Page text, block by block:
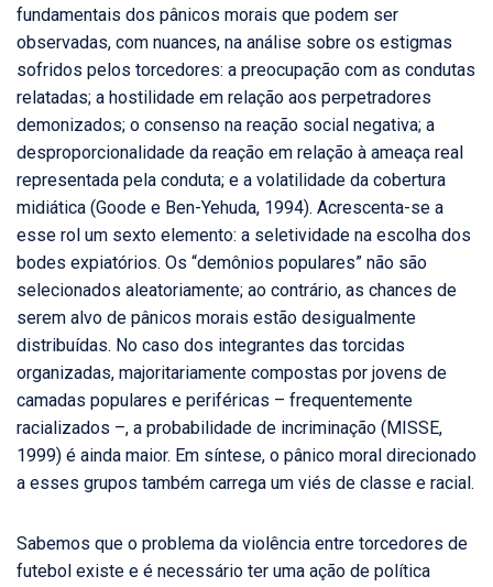
fundamentais dos pânicos morais que podem ser
observadas, com nuances, na análise sobre os estigmas
sofridos pelos torcedores: a preocupação com as condutas
relatadas; a hostilidade em relação aos perpetradores
demonizados; o consenso na reação social negativa; a
desproporcionalidade da reação em relação à ameaça real
representada pela conduta; e a volatilidade da cobertura
midiática (Goode e Ben-Yehuda, 1994). Acrescenta-se a
esse rol um sexto elemento: a seletividade na escolha dos
bodes expiatórios. Os “demônios populares” não são
selecionados aleatoriamente; ao contrário, as chances de
serem alvo de pânicos morais estão desigualmente
distribuídas. No caso dos integrantes das torcidas
organizadas, majoritariamente compostas por jovens de
camadas populares e periféricas – frequentemente
racializados –, a probabilidade de incriminação (MISSE,
1999) é ainda maior. Em síntese, o pânico moral direcionado
a esses grupos também carrega um viés de classe e racial.
Sabemos que o problema da violência entre torcedores de
futebol existe e é necessário ter uma ação de política